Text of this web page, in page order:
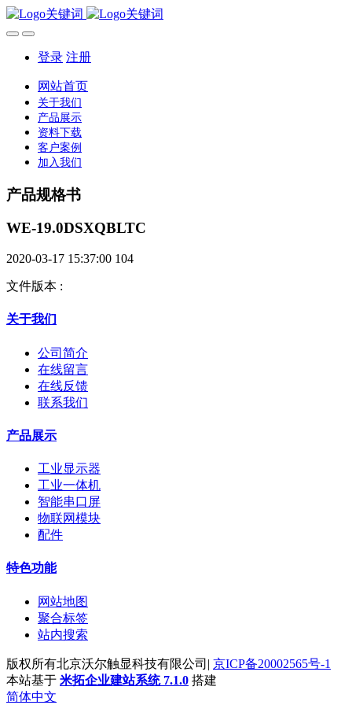
登录 注册
网站首页
关于我们
产品展示
资料下载
客户案例
加入我们
产品规格书
WE-19.0DSXQBLTC
2020-03-17 15:37:00 104
文件版本 :
关于我们
公司简介
在线留言
在线反馈
联系我们
产品展示
工业显示器
工业一体机
智能串口屏
物联网模块
配件
特色功能
网站地图
聚合标签
站内搜索
版权所有北京沃尔触显科技有限公司| 京ICP备20002565号-1
本站基于 米拓企业建站系统 7.1.0 搭建
简体中文